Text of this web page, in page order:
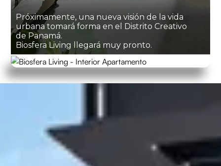
Próximamente, una nueva visión de la vida
urbana tomará forma en el Distrito Creativo
de Panamá.
Biosfera Living llegará muy pronto.